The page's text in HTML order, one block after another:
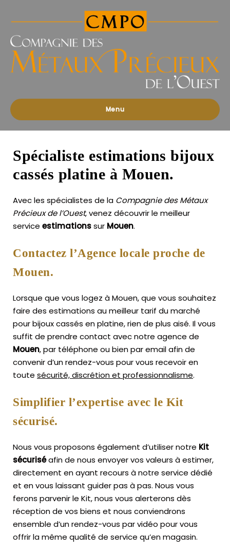
des
Précieux
l'Ouest
Menu
Spécialiste estimations bijoux
cassés platine à Mouen.
Avec les spécialistes de la Compagnie des Métaux
Précieux de l’Ouest, venez découvrir le meilleur
service estimationssur Mouen.
Contactez l’Agence locale proche de
Mouen.
Lorsque que vous logez à Mouen, que vous souhaitez
faire des estimations au meilleur tarif du marché
pour bijoux cassés en platine, rien de plus aisé. Il vous
suffit de prendre contact avec notre agence de
Mouen, par téléphone ou bien par email afin de
convenir d’un rendez-vous pour vous recevoir en
toute sécurité, discrétion et professionnalisme.
Simplifier l’expertise avec le Kit
sécurisé.
Nous vous proposons également d’utiliser notre Kit
sécuriséafin de nous envoyer vos valeurs à estimer,
directement en ayant recours à notre service dédié
et en vous laissant guider pas à pas. Nous vous
ferons parvenir le Kit, nous vous alerterons dès
réception de vos biens et nous conviendrons
ensemble d’un rendez-vous par vidéo pour vous
offrir la même qualité de service qu’en magasin.